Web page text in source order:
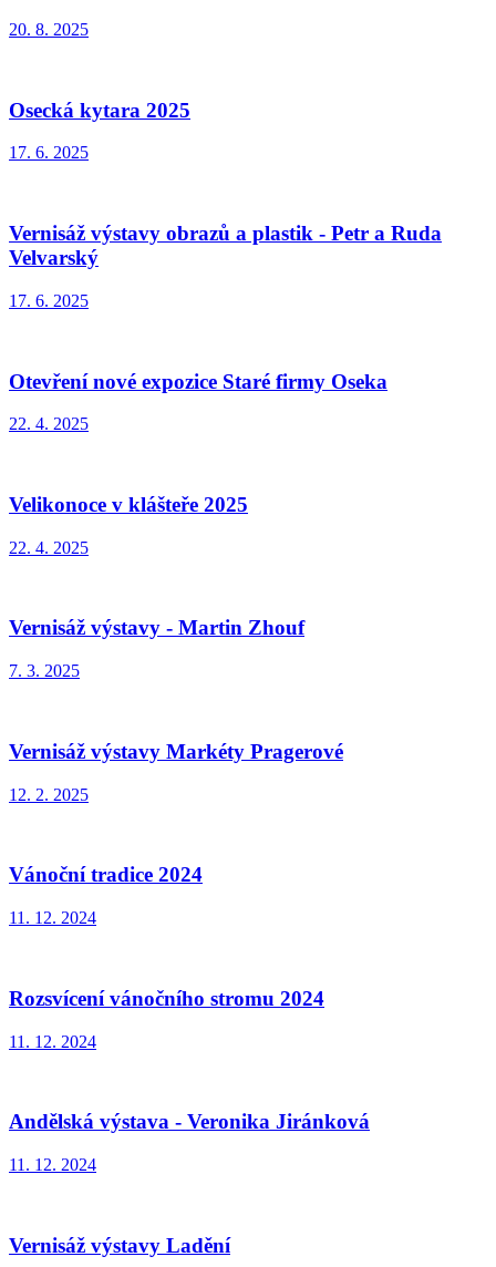
20. 8. 2025
Osecká kytara 2025
17. 6. 2025
Vernisáž výstavy obrazů a plastik - Petr a Ruda
Velvarský
17. 6. 2025
Otevření nové expozice Staré firmy Oseka
22. 4. 2025
Velikonoce v klášteře 2025
22. 4. 2025
Vernisáž výstavy - Martin Zhouf
7. 3. 2025
Vernisáž výstavy Markéty Pragerové
12. 2. 2025
Vánoční tradice 2024
11. 12. 2024
Rozsvícení vánočního stromu 2024
11. 12. 2024
Andělská výstava - Veronika Jiránková
11. 12. 2024
Vernisáž výstavy Ladění